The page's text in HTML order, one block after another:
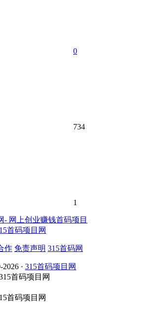
0
734
1
作 免责声明 315首码网
· 315首码项目网